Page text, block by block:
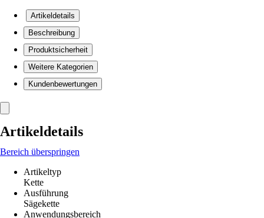
Artikeldetails
Beschreibung
Produktsicherheit
Weitere Kategorien
Kundenbewertungen
Artikeldetails
Bereich überspringen
Artikeltyp
Kette
Ausführung
Sägekette
Anwendungsbereich